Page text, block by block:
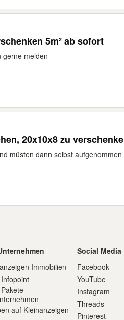
5m² ab sofort
gerne melden
20x10x8 zu
müsten dann selbst
Immobilien
auf Kleinanzeigen
Social Media
Facebook
YouTube
Instagram
Threads
Pinterest